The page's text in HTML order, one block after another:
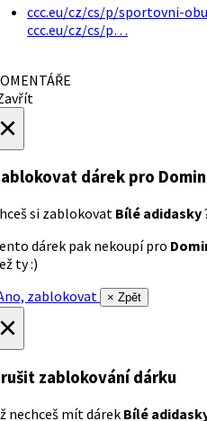
ccc.eu/cz/cs/p/sportovni-
ccc.eu/cz/cs/p…
dárek pro
si zablokovat Bílé adidasky
dárek pak nekoupí pro
ty :)
zablokovat
× Zpět
zablokování dárku
nechceš mít dárek Bílé